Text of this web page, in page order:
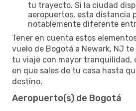
tu trayecto. Si la ciudad
aeropuertos, esta distancia
notablemente diferente
Tener en cuenta estos
vuelo de Bogotá a Newark, NJ
tu viaje con mayor tranquilidad,
en que sales de tu casa hasta
destino.
Aeropuerto(s) de Bogotá